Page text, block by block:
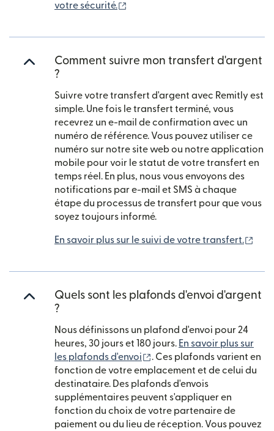
votre sécurité.
Comment suivre mon transfert d'argent
?
Suivre votre transfert d'argent avec Remitly est
simple. Une fois le transfert terminé, vous
recevrez un e-mail de confirmation avec un
numéro de référence. Vous pouvez utiliser ce
numéro sur notre site web ou notre application
mobile pour voir le statut de votre transfert en
temps réel. En plus, nous vous envoyons des
notifications par e-mail et SMS à chaque
étape du processus de transfert pour que vous
soyez toujours informé.
En savoir plus sur le suivi de votre transfert.
Quels sont les plafonds d'envoi d'argent
?
Nous définissons un plafond d'envoi pour 24
heures, 30 jours et 180 jours. En savoir plus sur
les plafonds d'envoi
(s'ouvre dans une nouvelle
. Ces plafonds varient en
fonction de votre emplacement et de celui du
destinataire. Des plafonds d'envois
supplémentaires peuvent s'appliquer en
fonction du choix de votre partenaire de
paiement ou du lieu de réception. Vous pouvez